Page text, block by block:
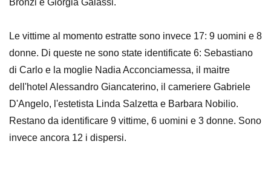
Bronzi e Giorgia Galassi.
Le vittime al momento estratte sono invece 17: 9 uomini e 8
donne. Di queste ne sono state identificate 6: Sebastiano
di Carlo e la moglie Nadia Acconciamessa, il maitre
dell'hotel Alessandro Giancaterino, il cameriere Gabriele
D'Angelo, l'estetista Linda Salzetta e Barbara Nobilio.
Restano da identificare 9 vittime, 6 uomini e 3 donne. Sono
invece ancora 12 i dispersi.